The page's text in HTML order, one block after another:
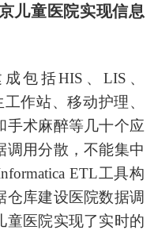
儿童医院实现信息
包括HIS、LIS、
作站、移动护理、
手术麻醉等几十个应
调用分散，不能集中
ETL工具构
仓库建设医院数据调
童医院实现了实时的